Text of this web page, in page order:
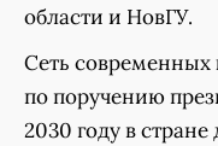
области и НовГУ.
Сеть современных
по поручению
2030 году в